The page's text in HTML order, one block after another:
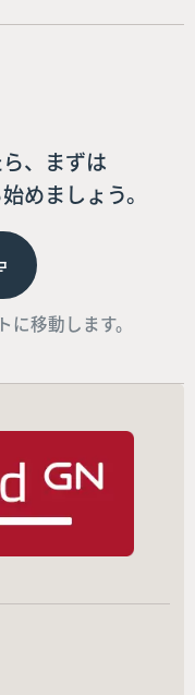
、まずは
めましょう。
移動します。